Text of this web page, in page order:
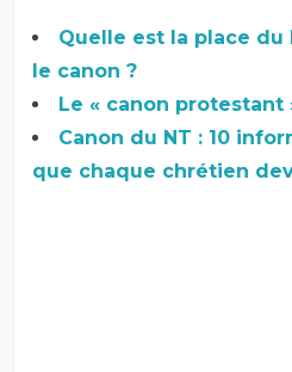
Quelle est la place du
le canon ?
Le « canon protestant
Canon du NT : 10
que chaque chrétien